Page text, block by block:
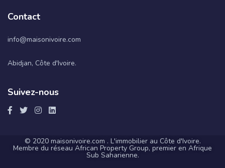
Contact
info@maisonivoire.com
Abidjan, Côte d'Ivoire.
Suivez-nous
© 2020 maisonivoire.com . L'immobilier au Côte d'Ivoire.
Membre du réseau African Property Group, premier en Afrique
Sub Saharienne.